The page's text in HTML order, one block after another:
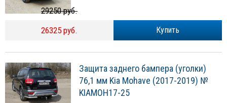
Купить
29250 руб.
26325 руб.
Защита заднего бампера (уголки)
76,1 мм Kia Mohave (2017-2019) №
KIAMOH17-25